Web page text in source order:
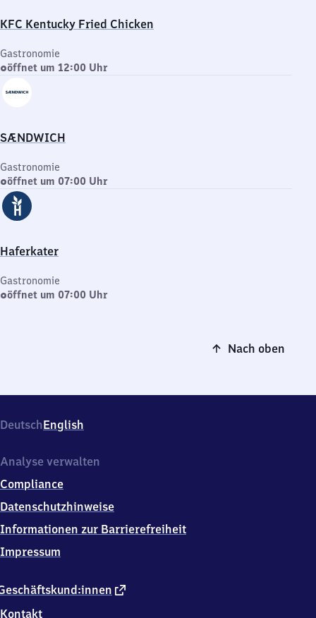
KFC Kentucky Fried Chicken
Gastronomie
öffnet um 12:00 Uhr
SÆNDWICH
Gastronomie
öffnet um 07:00 Uhr
Haferkater
Gastronomie
öffnet um 07:00 Uhr
Nach oben
DeutschEnglish
externer
Kontakt
Analyse verwalten
Compliance
Datenschutzhinweise
Informationen zur Barrierefreiheit
Impressum